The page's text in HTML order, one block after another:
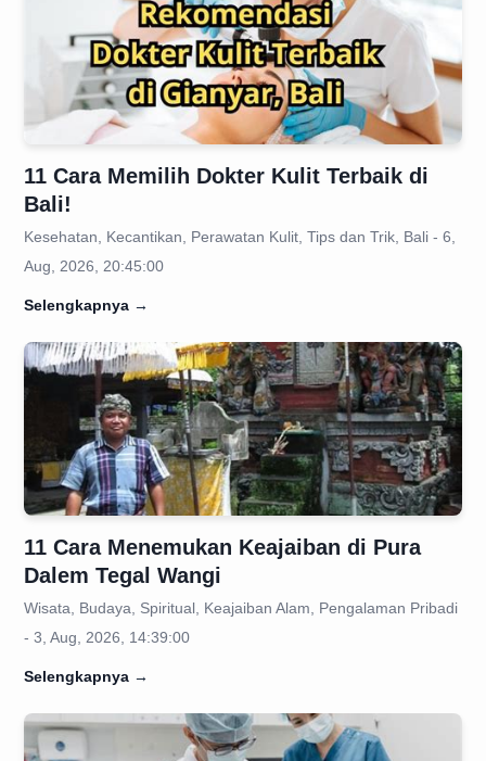
11 Cara Memilih Dokter Kulit Terbaik di
Bali!
Kesehatan, Kecantikan, Perawatan Kulit, Tips dan Trik, Bali - 6,
Aug, 2026, 20:45:00
Selengkapnya →
11 Cara Menemukan Keajaiban di Pura
Dalem Tegal Wangi
Wisata, Budaya, Spiritual, Keajaiban Alam, Pengalaman Pribadi
- 3, Aug, 2026, 14:39:00
Selengkapnya →